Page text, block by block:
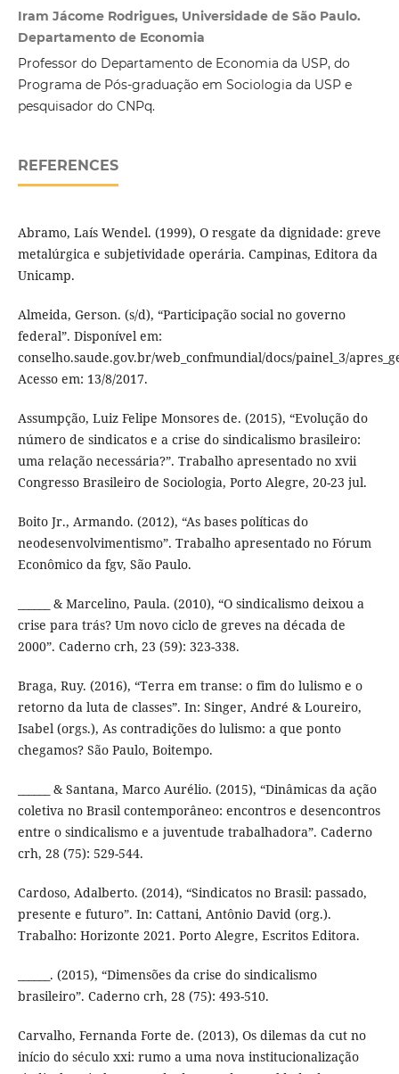
Iram Jácome Rodrigues, Universidade de São Paulo.
Departamento de Economia
Professor do Departamento de Economia da USP, do
Programa de Pós-graduação em Sociologia da USP e
pesquisador do CNPq.
REFERENCES
Abramo, Laís Wendel. (1999), O resgate da dignidade: greve
metalúrgica e subjetividade operária. Campinas, Editora da
Unicamp.
Almeida, Gerson. (s/d), “Participação social no governo
federal”. Disponível em:
conselho.saude.gov.br/web_confmundial/docs/painel_3/
Acesso em: 13/8/2017.
Assumpção, Luiz Felipe Monsores de. (2015), “Evolução do
número de sindicatos e a crise do sindicalismo brasileiro:
uma relação necessária?”. Trabalho apresentado no xvii
Congresso Brasileiro de Sociologia, Porto Alegre, 20-23 jul.
Boito Jr., Armando. (2012), “As bases políticas do
neodesenvolvimentismo”. Trabalho apresentado no Fórum
Econômico da fgv, São Paulo.
______ & Marcelino, Paula. (2010), “O sindicalismo deixou a
crise para trás? Um novo ciclo de greves na década de
2000”. Caderno crh, 23 (59): 323-338.
Braga, Ruy. (2016), “Terra em transe: o fim do lulismo e o
retorno da luta de classes”. In: Singer, André & Loureiro,
Isabel (orgs.), As contradições do lulismo: a que ponto
chegamos? São Paulo, Boitempo.
______ & Santana, Marco Aurélio. (2015), “Dinâmicas da ação
coletiva no Brasil contemporâneo: encontros e desencontros
entre o sindicalismo e a juventude trabalhadora”. Caderno
crh, 28 (75): 529-544.
Cardoso, Adalberto. (2014), “Sindicatos no Brasil: passado,
presente e futuro”. In: Cattani, Antônio David (org.).
Trabalho: Horizonte 2021. Porto Alegre, Escritos Editora.
______. (2015), “Dimensões da crise do sindicalismo
brasileiro”. Caderno crh, 28 (75): 493-510.
Carvalho, Fernanda Forte de. (2013), Os dilemas da cut no
início do século xxi: rumo a uma nova institucionalização